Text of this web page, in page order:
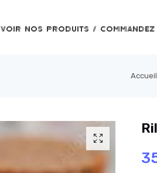
voir nos produits / commandez
Accueil